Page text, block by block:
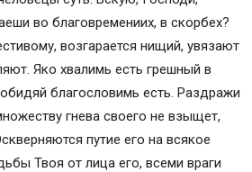
во благовремениих, в скорбех?
возгарается нищий, увязают
Яко хвалимь есть грешный в
благословимь eсть. Раздражи
гнева своего не взыщет,
путие eго на всякое
Твоя от лица eго, всеми враги